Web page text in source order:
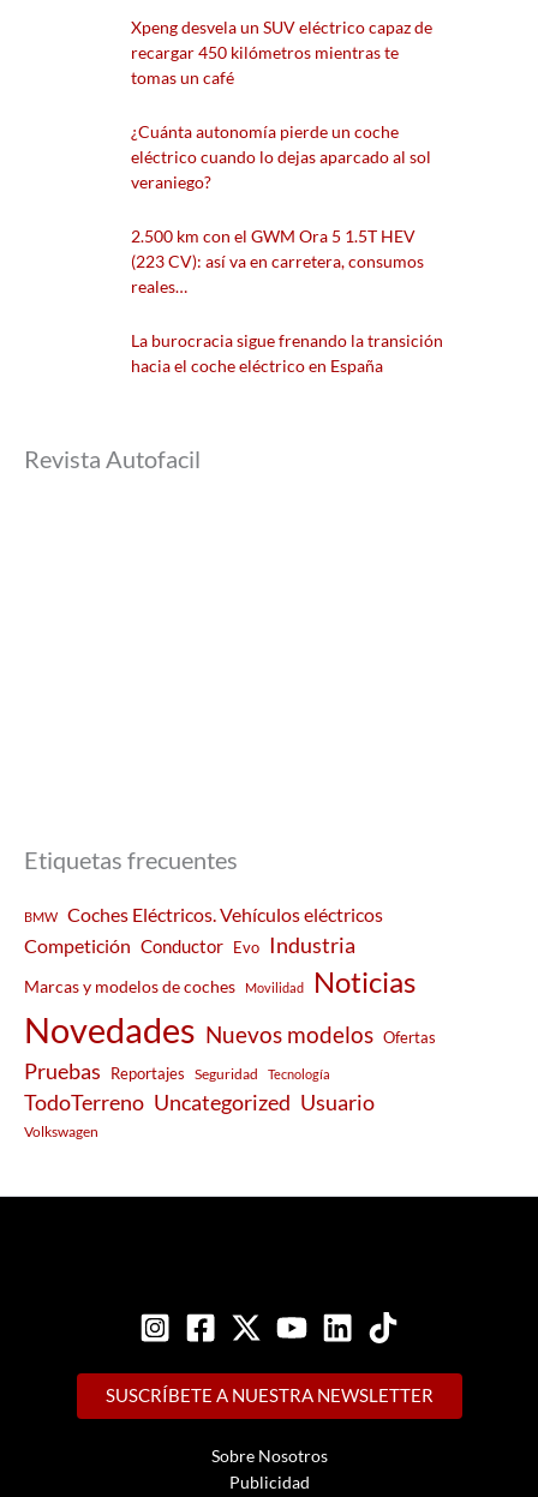
Xpeng desvela un SUV eléctrico capaz de
recargar 450 kilómetros mientras te
tomas un café
¿Cuánta autonomía pierde un coche
eléctrico cuando lo dejas aparcado al sol
veraniego?
2.500 km con el GWM Ora 5 1.5T HEV
(223 CV): así va en carretera, consumos
reales…
La burocracia sigue frenando la transición
hacia el coche eléctrico en España
Revista Autofacil
Etiquetas frecuentes
BMW
Coches Eléctricos. Vehículos eléctricos
Competición Conductor Evo Industria
Marcas y modelos de coches Movilidad Noticias
Novedades Nuevos modelos Ofertas
Pruebas Reportajes Seguridad Tecnología
TodoTerreno Uncategorized Usuario
Volkswagen
SUSCRÍBETE A NUESTRA NEWSLETTER
Sobre Nosotros
Publicidad